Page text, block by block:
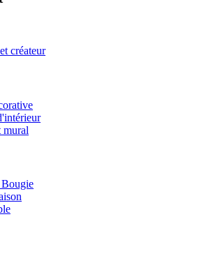
créateur
mural
Bougie